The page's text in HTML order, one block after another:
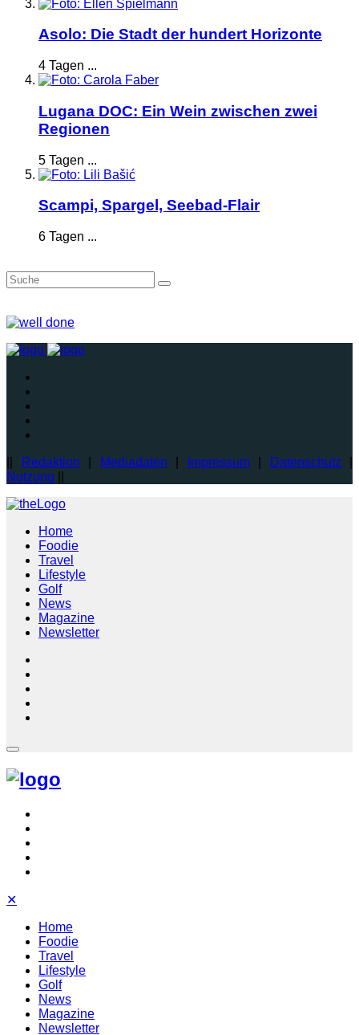
Asolo: Die Stadt der hundert Horizonte
4 Tagen ...
Lugana DOC: Ein Wein zwischen zwei
Regionen
5 Tagen ...
Scampi, Spargel, Seebad-Flair
6 Tagen ...
Redaktion Mediadaten Impressum| Datenschutz
Nutzung
Home
Foodie
Travel
Lifestyle
Golf
News
Magazine
Newsletter
✕
Home
Foodie
Travel
Lifestyle
Golf
News
Magazine
Newsletter